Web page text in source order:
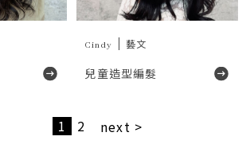
Cindy 藝文
兒童造型編髮
1 2 next >